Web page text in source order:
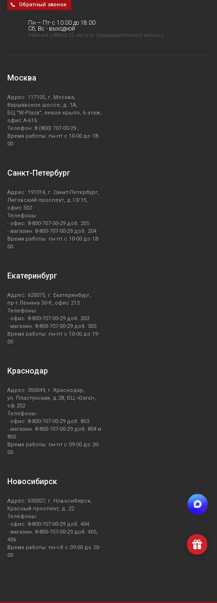
Обратный звонок
Пн – Пт- с 10:00 до 18:00
Сб, Вс - выходной
Рабочая суббота 22 августа (предварительная запись)
Москва
Адрес: 117105, г. Москва,
Варшавское шоссе, д. 1А,
БЦ "W-Plaza", левое крыло, 6 этаж,
офис А-615.
Телефон: 8 (800) 707-00-29 ,
Время работы: пн-пт с 10-00 до 18-
00
Санкт-Петербург
Адрес: 191014, г. Санкт-Петербург,
Лиговский проспект, д.13/15,
офис 502
Телефоны:
- офис: 8-800-707-00-29 доб. 205
- магазин: 8-800-707-00-29 доб. 204
Время работы: пн-пт с 10-00 до 18-
00
Екатеринбург
Адрес: 620075, г. Екатеринбург,
пр-т Ленина 50-б, офис 213
Телефоны:
- офис: 8-800-707-00-29 доб. 303
- магазин: 8-800-707-00-29 доб. 305
Время работы: пн-пт с 10-00 до 19-
00
Краснодар
Адрес: 350049, г. Краснодар,
ул. Пластунская, д.28, БЦ «Darsi»,
оф.202
Телефоны:
- офис: 8-800-707-00-29 доб. 803
- магазин: 8-800-707-00-29 доб. 804 и
805
Время работы: пн-пт с 09-00 до 20-
00
Новосибирск
Адрес: 630007, г. Новосибирск,
Красный проспект, д. 22
Телефоны:
- офис: 8-800-707-00-29 доб. 404
- магазин: 8-800-707-00-29 доб. 405,
406
Время работы: пн-сб с 09-00 до 20-
00